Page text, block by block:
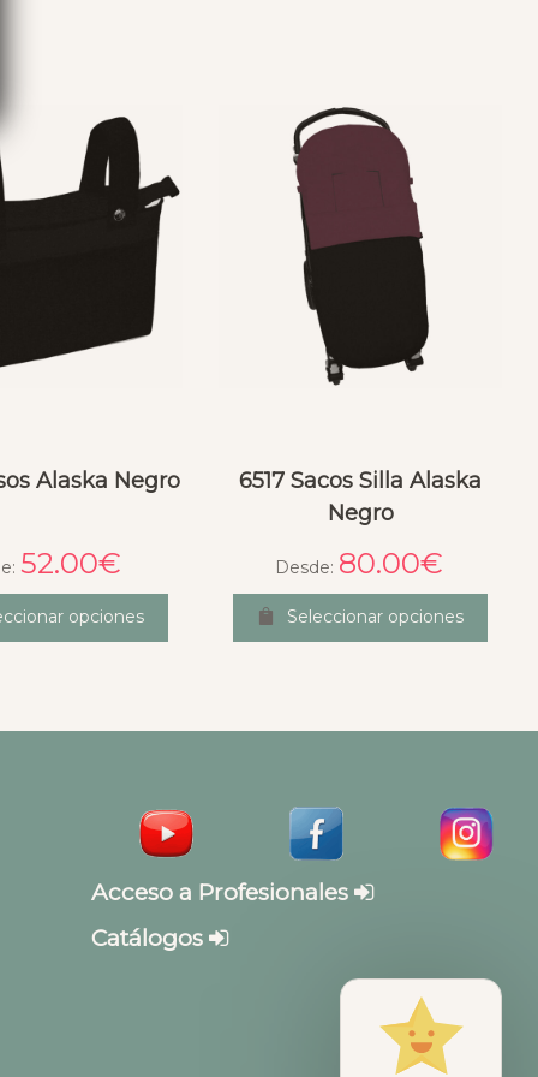
Alaska Negro
52.00€
opciones
6517 Sacos Silla Alaska
Negro
Desde: 80.00€
Seleccionar opciones
Acceso a Profesionales
Catálogos